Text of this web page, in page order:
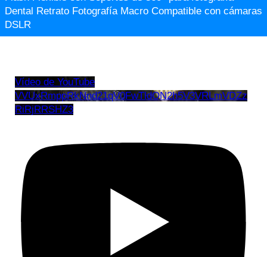
Dental Retrato Fotografía Macro Compatible con cámaras
DSLR
Vídeo de YouTube
VVUxRmppRkNnd21qV0FwTldON2h5V3VRLmVDZz
RiRjRRSHZ3